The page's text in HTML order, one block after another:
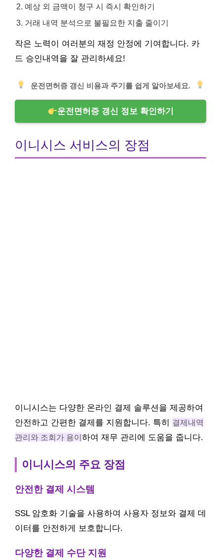
예상 외 금액이 청구 시 즉시 확인하기
거래 내역 분석으로 불필요한 지출 줄이기
작은 노력이 여러분의 재정 안정에 기여합니다. 카
드 승인내역을 잘 관리하세요!
운전면허증 갱신 비용과 주기를 쉽게 알아보세요.
운전면허증 갱신 정보 확인하기
이니시스 서비스의 장점
이니시스는 다양한 온라인 결제 솔루션을 제공하여
안전하고 간편한 결제를 지원합니다. 특히 결제내역
관리와 조회가 용이하여 재무 관리에 도움을 줍니다.
이니시스의 주요 장점
안전한 결제 시스템
SSL 암호화 기술을 사용하여 사용자 정보와 결제 데
이터를 안전하게 보호합니다.
다양한 결제 수단 지원